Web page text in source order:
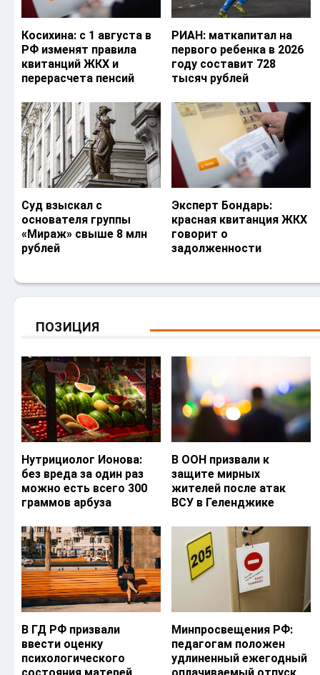
Косихина: с 1 августа в
РФ изменят правила
квитанций ЖКХ и
перерасчета пенсий
РИАН: маткапитал на
первого ребенка в 2026
году составит 728
тысяч рублей
Суд взыскал с
основателя группы
«Мираж» свыше 8 млн
рублей
Эксперт Бондарь:
красная квитанция ЖКХ
говорит о
задолженности
ПОЗИЦИЯ
Нутрициолог Ионова:
без вреда за один раз
можно есть всего 300
граммов арбуза
В ООН призвали к
защите мирных
жителей после атак
ВСУ в Геленджике
В ГД РФ призвали
ввести оценку
психологического
Минпросвещения РФ:
педагогам положен
удлиненный ежегодный